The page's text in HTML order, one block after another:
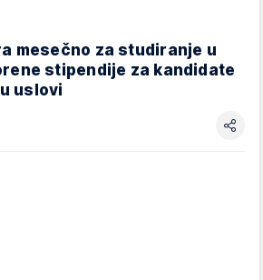
mesečno za studiranje u
stipendije za kandidate
uslovi